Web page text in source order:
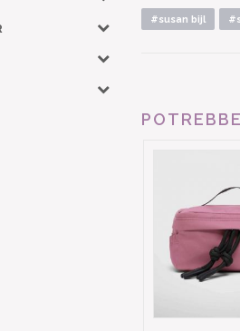
#susan bijl